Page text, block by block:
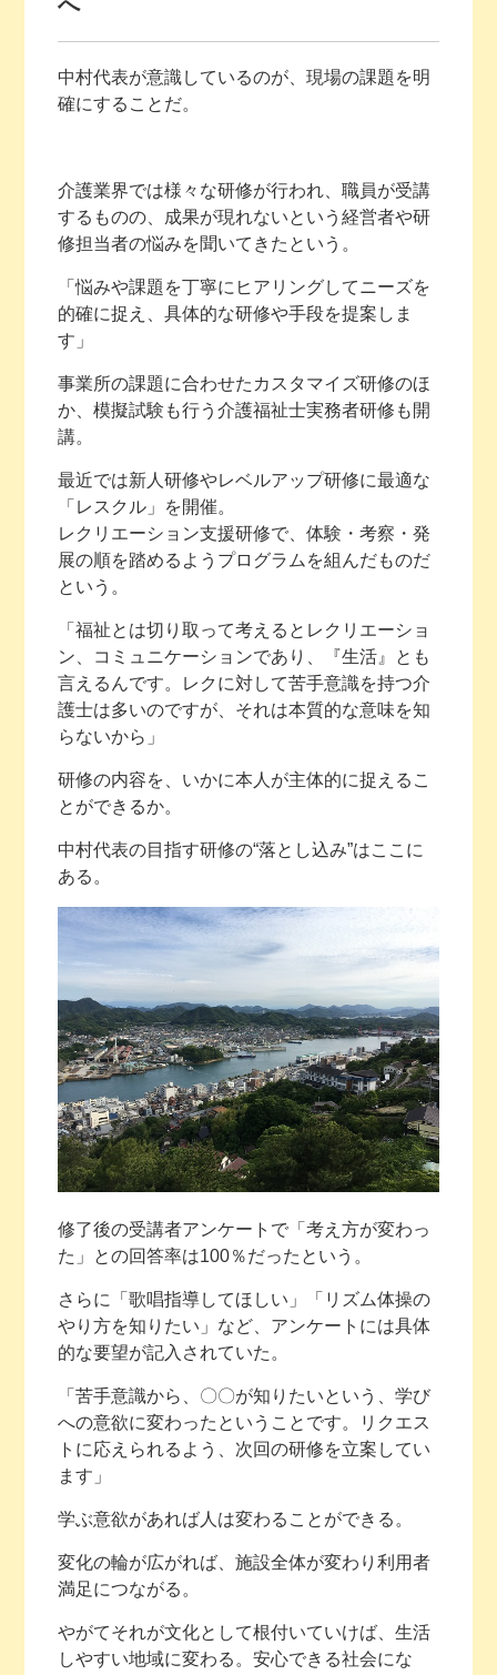
中村代表が意識しているのが、現場の課題を明
確にすることだ。
介護業界では様々な研修が行われ、職員が受講
するものの、成果が現れないという経営者や研
修担当者の悩みを聞いてきたという。
「悩みや課題を丁寧にヒアリングしてニーズを
的確に捉え、具体的な研修や手段を提案しま
す」
事業所の課題に合わせたカスタマイズ研修のほ
か、模擬試験も行う介護福祉士実務者研修も開
講。
最近では新人研修やレベルアップ研修に最適な
「レスクル」を開催。
レクリエーション支援研修で、体験・考察・発
展の順を踏めるようプログラムを組んだものだ
という。
「福祉とは切り取って考えるとレクリエーショ
ン、コミュニケーションであり、『生活』とも
言えるんです。レクに対して苦手意識を持つ介
護士は多いのですが、それは本質的な意味を知
らないから」
研修の内容を、いかに本人が主体的に捉えるこ
とができるか。
中村代表の目指す研修の“落とし込み”はここに
ある。
修了後の受講者アンケートで「考え方が変わっ
た」との回答率は100％だったという。
さらに「歌唱指導してほしい」「リズム体操の
やり方を知りたい」など、アンケートには具体
的な要望が記入されていた。
「苦手意識から、〇〇が知りたいという、学び
への意欲に変わったということです。リクエス
トに応えられるよう、次回の研修を立案してい
ます」
学ぶ意欲があれば人は変わることができる。
変化の輪が広がれば、施設全体が変わり利用者
満足につながる。
やがてそれが文化として根付いていけば、生活
しやすい地域に変わる。安心できる社会にな